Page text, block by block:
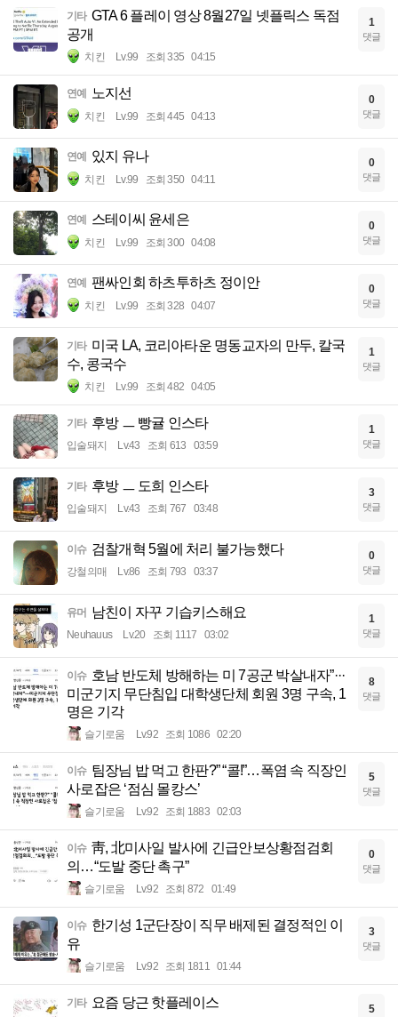
기타 GTA 6 플레이 영상 8월27일 넷플릭스 독점
공개
치킨 Lv.99 조회 335 04:15
1
댓글
연예 노지선
치킨 Lv.99 조회 445 04:13
0
댓글
연예 있지 유나
치킨 Lv.99 조회 350 04:11
0
댓글
연예 스테이씨 윤세은
치킨 Lv.99 조회 300 04:08
0
댓글
연예 팬싸인회 하츠투하츠 정이안
치킨 Lv.99 조회 328 04:07
0
댓글
기타 미국 LA, 코리아타운 명동교자의 만두, 칼국
수, 콩국수
치킨 Lv.99 조회 482 04:05
1
댓글
기타 후방 ㅡ 빵귤 인스타
입술돼지 Lv.43 조회 613 03:59
1
댓글
기타 후방 ㅡ 도희 인스타
입술돼지 Lv.43 조회 767 03:48
3
댓글
이슈 검찰개혁 5월에 처리 불가능했다
강철의매 Lv.86 조회 793 03:37
0
댓글
유머 남친이 자꾸 기습키스해요
Neuhauus Lv.20 조회 1117 03:02
1
댓글
이슈 호남 반도체 방해하는 미 7공군 박살내자”···
미군기지 무단침입 대학생단체 회원 3명 구속, 1
명은 기각
슬기로움 Lv.92 조회 1086 02:20
8
댓글
이슈 팀장님 밥 먹고 한판?” “콜!”…폭염 속 직장인
사로잡은 ‘점심 몰캉스’
슬기로움 Lv.92 조회 1883 02:03
5
댓글
이슈 靑, 北미사일 발사에 긴급안보상황점검회
의…“도발 중단 촉구”
슬기로움 Lv.92 조회 872 01:49
0
댓글
이슈 한기성 1군단장이 직무 배제된 결정적인 이
유
슬기로움 Lv.92 조회 1811 01:44
3
댓글
기타 요즘 당근 핫플레이스 5